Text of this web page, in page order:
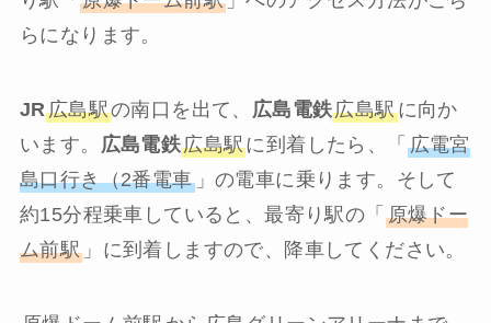
らになります。
JR広島駅の南口を出て、 広島電鉄広島駅に向か
います。 広島電鉄広島駅に到着したら、「 広電宮
島口行き（2番電車」の電車に乗ります。そして
約15分程乗車していると、最寄り駅の「 原爆ドー
ム前駅 」に到着しますので、降車してください。